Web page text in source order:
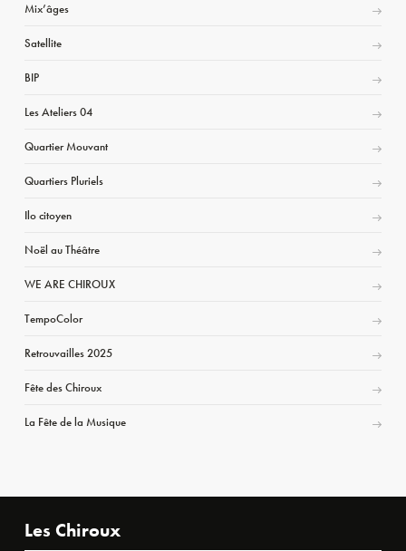
Mix’âges
Satellite
BIP
Les Ateliers 04
Quartier Mouvant
Quartiers Pluriels
Ilo citoyen
Noël au Théâtre
WE ARE CHIROUX
TempoColor
Retrouvailles 2025
Fête des Chiroux
La Fête de la Musique
Les Chiroux